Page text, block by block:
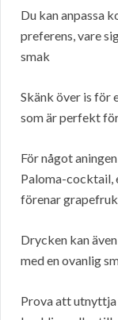
Du kan anpassa
preferens, vare
smak
Skänk över is för
som är perfekt
För något
Paloma-cocktail,
förenar
Drycken kan
med en ovanlig
Prova att utnyttja